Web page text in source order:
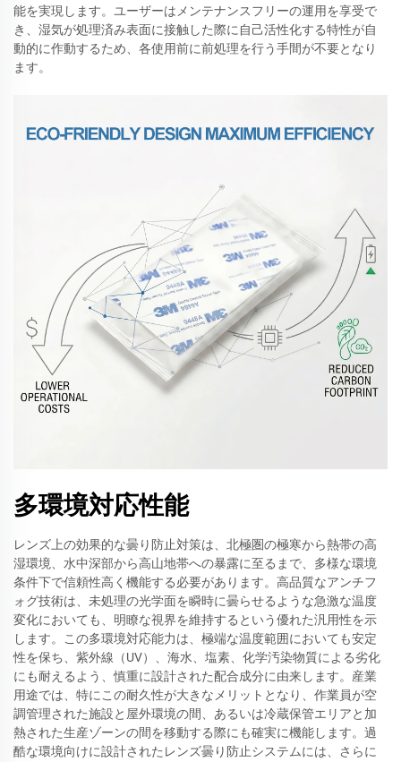
能を実現します。ユーザーはメンテナンスフリーの運用を享受で
き、湿気が処理済み表面に接触した際に自己活性化する特性が自
動的に作動するため、各使用前に前処理を行う手間が不要となり
ます。
多環境対応性能
レンズ上の効果的な曇り防止対策は、北極圏の極寒から熱帯の高
湿環境、水中深部から高山地帯への暴露に至るまで、多様な環境
条件下で信頼性高く機能する必要があります。高品質なアンチフ
ォグ技術は、未処理の光学面を瞬時に曇らせるような急激な温度
変化においても、明瞭な視界を維持するという優れた汎用性を示
します。この多環境対応能力は、極端な温度範囲においても安定
性を保ち、紫外線（UV）、海水、塩素、化学汚染物質による劣化
にも耐えるよう、慎重に設計された配合成分に由来します。産業
用途では、特にこの耐久性が大きなメリットとなり、作業員が空
調管理された施設と屋外環境の間、あるいは冷蔵保管エリアと加
熱された生産ゾーンの間を移動する際にも確実に機能します。過
酷な環境向けに設計されたレンズ曇り防止システムには、さらに